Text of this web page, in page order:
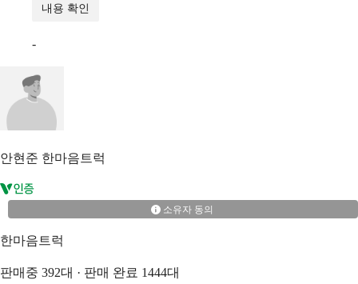
내용 확인
-
안현준 한마음트럭
소유자 동의
한마음트럭
판매중 392대 · 판매 완료 1444대